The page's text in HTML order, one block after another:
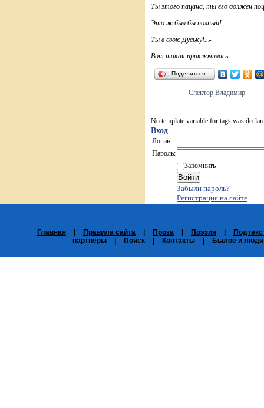
Ты этого пацана, ты его должен
Это ж был бы полный!..
Ты в свою Дуську!..»
Вот такая приключилась…
Поделиться…
Спектор Владимир
No template variable for tags was
Вход
Логин:
Пароль:
Запомнить
Забыли пароль?
Регистрация на сайте
Главная Правила сайта Проза Поэзия
партнёры
Поиск Контакты Былое и люди